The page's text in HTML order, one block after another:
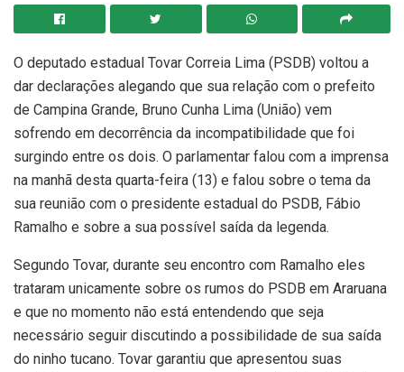
O deputado estadual Tovar Correia Lima (PSDB) voltou a
dar declarações alegando que sua relação com o prefeito
de Campina Grande, Bruno Cunha Lima (União) vem
sofrendo em decorrência da incompatibilidade que foi
surgindo entre os dois. O parlamentar falou com a imprensa
na manhã desta quarta-feira (13) e falou sobre o tema da
sua reunião com o presidente estadual do PSDB, Fábio
Ramalho e sobre a sua possível saída da legenda.
Segundo Tovar, durante seu encontro com Ramalho eles
trataram unicamente sobre os rumos do PSDB em Araruana
e que no momento não está entendendo que seja
necessário seguir discutindo a possibilidade de sua saída
do ninho tucano. Tovar garantiu que apresentou suas